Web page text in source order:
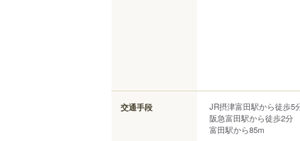
交通手段
JR摂津富田駅から徒歩5
阪急富田駅から徒歩2分
富田駅から85m